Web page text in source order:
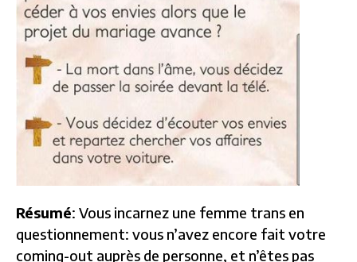
Résumé: Vous incarnez une femme trans en
questionnement: vous n’avez encore fait votre
coming-out auprès de personne, et n’êtes pas